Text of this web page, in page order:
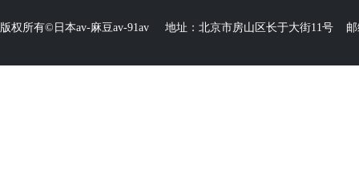
版权所有©日本av-麻豆av-91av 地址：北京市房山区长于大街11号 邮